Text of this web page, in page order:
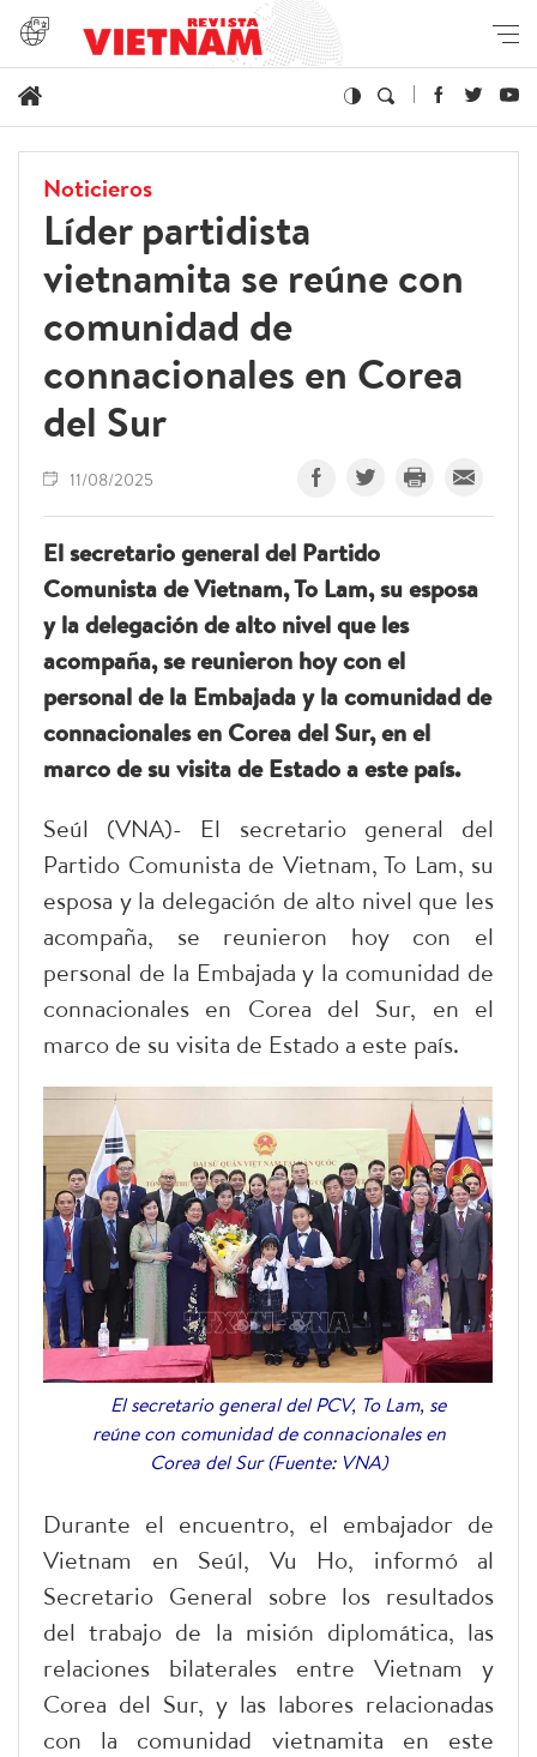
Noticieros
Líder partidista
vietnamita se reúne con
comunidad de
connacionales en Corea
del Sur
11/08/2025
El secretario general del Partido
Comunista de Vietnam, To Lam, su esposa
y la delegación de alto nivel que les
acompaña, se reunieron hoy con el
personal de la Embajada y la comunidad de
connacionales en Corea del Sur, en el
marco de su visita de Estado a este país.
Seúl (VNA)- El secretario general del
Partido Comunista de Vietnam, To Lam, su
esposa y la delegación de alto nivel que les
acompaña, se reunieron hoy con el
personal de la Embajada y la comunidad de
connacionales en Corea del Sur, en el
marco de su visita de Estado a este país.
El secretario general del PCV, To Lam, se
reúne con comunidad de connacionales en
Corea del Sur (Fuente: VNA)
Durante el encuentro, el embajador de
Vietnam en Seúl, Vu Ho, informó al
Secretario General sobre los resultados
del trabajo de la misión diplomática, las
relaciones bilaterales entre Vietnam y
Corea del Sur, y las labores relacionadas
con la comunidad vietnamita en este